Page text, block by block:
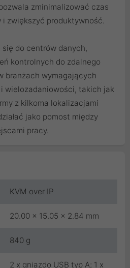
zminimalizować czas
zwiększyć produktywność.
do centrów danych,
kontrolnych do zdalnego
branżach wymagających
wielozadaniowości, takich jak
z kilkoma lokalizacjami
jako pomost między
pracy.
KVM over IP
20.00 x 15.05 x 2.84 mm
840 g
2 x gniazdo USB typ A; 1 x